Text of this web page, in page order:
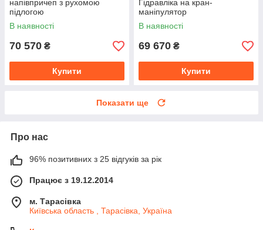
напівпричеп з рухомою
підлогою
В наявності
70 570 ₴
Купити
Гідравліка на кран-
маніпулятор
В наявності
69 670 ₴
Купити
Показати ще
Про нас
96% позитивних з 25 відгуків за рік
Працює з 19.12.2014
м. Тарасівка
Київська область , Тарасівка, Україна